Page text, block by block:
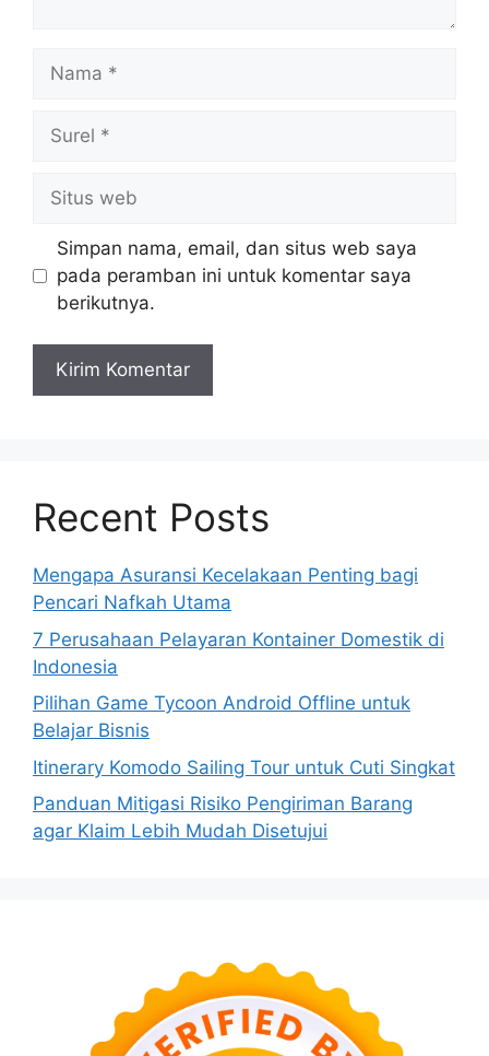
web
Simpan nama, email, dan situs web saya
pada peramban ini untuk komentar saya
berikutnya.
Recent Posts
Mengapa Asuransi Kecelakaan Penting bagi
Pencari Nafkah Utama
7 Perusahaan Pelayaran Kontainer Domestik di
Indonesia
Pilihan Game Tycoon Android Offline untuk
Belajar Bisnis
Itinerary Komodo Sailing Tour untuk Cuti Singkat
Panduan Mitigasi Risiko Pengiriman Barang
agar Klaim Lebih Mudah Disetujui